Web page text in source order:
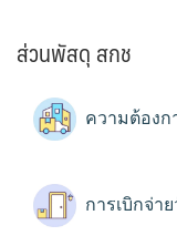
ส่วนพัสดุ สกช
ความต้องก
การเบิกจ่า